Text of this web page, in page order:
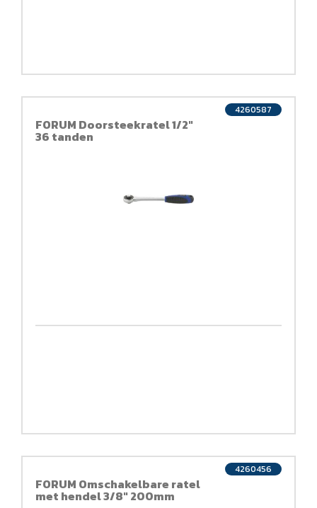
FORUM Doorsteekratel 1/2"
36 tanden
4260587
FORUM Omschakelbare ratel
met hendel 3/8" 200mm
4260456